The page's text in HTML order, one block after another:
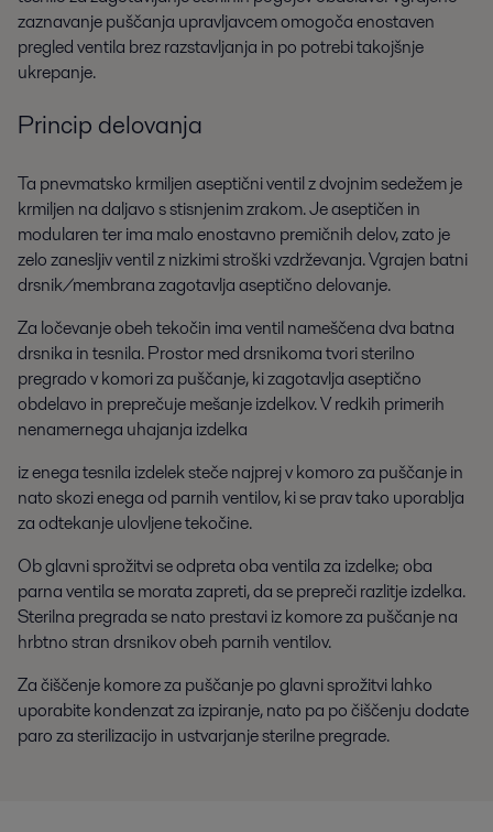
zaznavanje puščanja upravljavcem omogoča enostaven
pregled ventila brez razstavljanja in po potrebi takojšnje
ukrepanje.
Princip delovanja
Ta pnevmatsko krmiljen aseptični ventil z dvojnim sedežem je
krmiljen na daljavo s stisnjenim zrakom. Je aseptičen in
modularen ter ima malo enostavno premičnih delov, zato je
zelo zanesljiv ventil z nizkimi stroški vzdrževanja. Vgrajen batni
drsnik/membrana zagotavlja aseptično delovanje.
Za ločevanje obeh tekočin ima ventil nameščena dva batna
drsnika in tesnila. Prostor med drsnikoma tvori sterilno
pregrado v komori za puščanje, ki zagotavlja aseptično
obdelavo in preprečuje mešanje izdelkov. V redkih primerih
nenamernega uhajanja izdelka
iz enega tesnila izdelek steče najprej v komoro za puščanje in
nato skozi enega od parnih ventilov, ki se prav tako uporablja
za odtekanje ulovljene tekočine.
Ob glavni sprožitvi se odpreta oba ventila za izdelke; oba
parna ventila se morata zapreti, da se prepreči razlitje izdelka.
Sterilna pregrada se nato prestavi iz komore za puščanje na
hrbtno stran drsnikov obeh parnih ventilov.
Za čiščenje komore za puščanje po glavni sprožitvi lahko
uporabite kondenzat za izpiranje, nato pa po čiščenju dodate
paro za sterilizacijo in ustvarjanje sterilne pregrade.